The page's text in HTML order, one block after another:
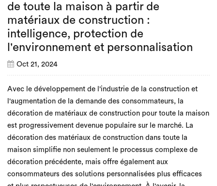
de toute la maison à partir de
matériaux de construction :
intelligence, protection de
l'environnement et personnalisation
Oct 21, 2024
Avec le développement de l'industrie de la construction et
l'augmentation de la demande des consommateurs, la
décoration de matériaux de construction pour toute la maison
est progressivement devenue populaire sur le marché. La
décoration des matériaux de construction dans toute la
maison simplifie non seulement le processus complexe de
décoration précédente, mais offre également aux
consommateurs des solutions personnalisées plus efficaces